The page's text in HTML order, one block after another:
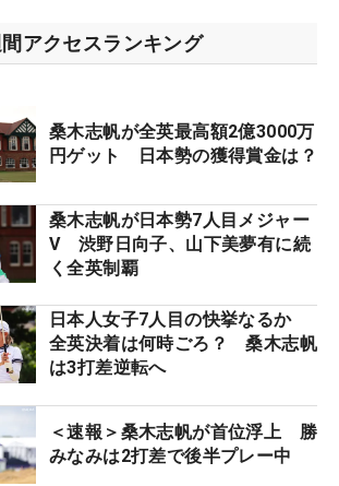
アクセスランキング
桑木志帆が全英最高額2億3000万
円ゲット 日本勢の獲得賞金は？
桑木志帆が日本勢7人目メジャー
V 渋野日向子、山下美夢有に続
く全英制覇
日本人女子7人目の快挙なるか
全英決着は何時ごろ？ 桑木志帆
は3打差逆転へ
＜速報＞桑木志帆が首位浮上 勝
みなみは2打差で後半プレー中